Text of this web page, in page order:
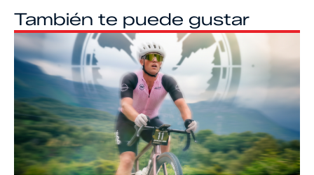
También te puede gustar